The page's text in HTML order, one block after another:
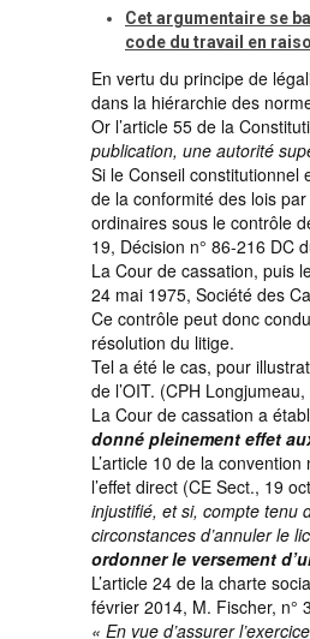
Cet argumentaire se
code du travail en
En vertu du principe de
dans la hiérarchie des
Or l’article 55 de la
publication, une autorité
Si le Conseil constitutionnel
de la conformité des lois
ordinaires sous le contrôle
19, Décision n° 86-216 DC
La Cour de cassation, puis
24 mai 1975, Société des
Ce contrôle peut donc
résolution du litige.
Tel a été le cas, pour
de l’OIT. (CPH
La Cour de cassation a
donné pleinement effet
L’article 10 de la
l’effet direct (CE Sect., 19
injustifié, et si, compte tenu
circonstances d’annuler le
ordonner le versement
L’article 24 de la charte
février 2014, M. Fischer, n°
« En vue d’assurer